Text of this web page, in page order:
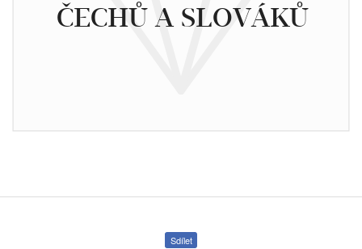
ČECHŮ A SLOVÁKŮ
Sdílet